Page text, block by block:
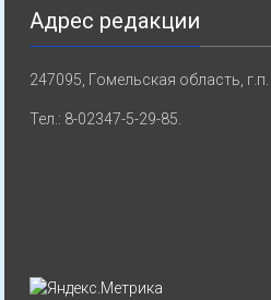
Адрес редакции
247095, Гомельская область,
Тел.: 8-02347-5-29-85.